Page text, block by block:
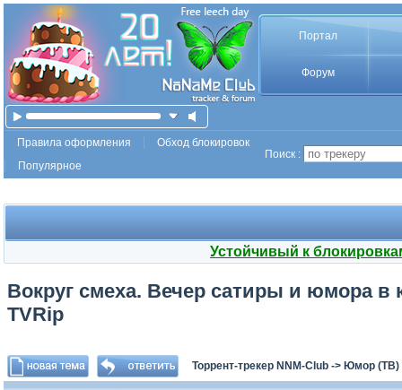
Портал
Форум
Правила оформления
Обход блокировок
Популярное
Поиск :
Устойчивый к
Вокруг смеха. Вечер сатиры и юмора в
TVRip
Торрент-трекер NNM-Club -> Юмор (ТВ)